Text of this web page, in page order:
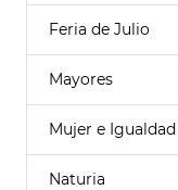
Feria de Julio
Mayores
Mujer e Igualdad
Naturia